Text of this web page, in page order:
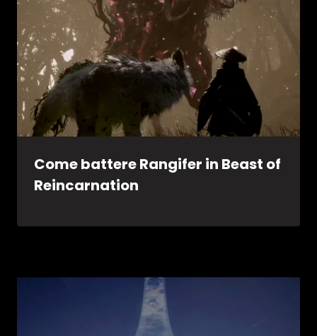
Come battere Rangifer in Beast of
Reincarnation